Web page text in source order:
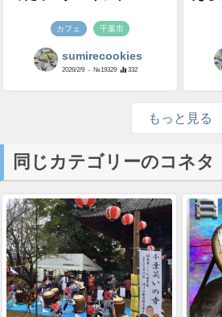
カフェ 千葉市
sumirecookies
2026/2/9 - №19329 332
もっと見る
同じカテゴリーのコネタ